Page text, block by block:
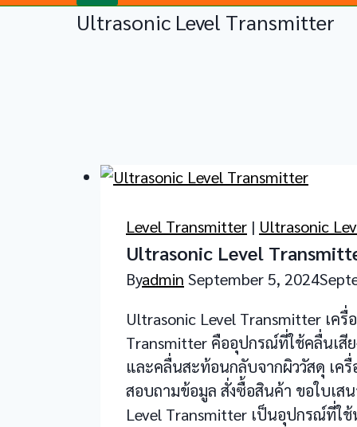
Ultrasonic Level Transmitter
Level Transmitter | Ultrasonic
Ultrasonic Level
Byadmin September 5, 2024
Ultrasonic Level Transmitter เค
Transmitter คืออุปกรณ์ที่ใช้คลื่นเสีย
และคลื่นสะท้อนกลับจากผิววัสดุ เค
สอบถามข้อมูล สั่งซื้อสินค้า ขอใบเส
Level Transmitter เป็นอุปกรณ์ที่ใช้